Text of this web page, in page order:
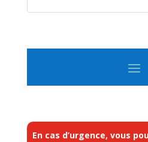
En cas d’urgence, vous